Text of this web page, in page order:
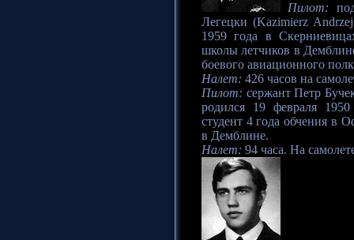
Пилот:
Легецки (Kazimierz
1959 года в
школы летчиков в
боевого авиационного
Налет: 426 часов на
Пилот: сержант Петр
родился 19 февраля
студент 4 года обчения в
в Демблине.
Налет: 94 часа. На